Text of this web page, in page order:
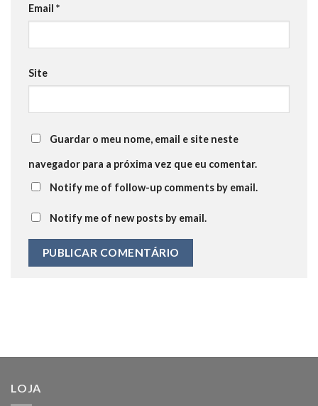
Email *
Site
Guardar o meu nome, email e site neste
navegador para a próxima vez que eu comentar.
Notify me of follow-up comments by email.
Notify me of new posts by email.
LOJA